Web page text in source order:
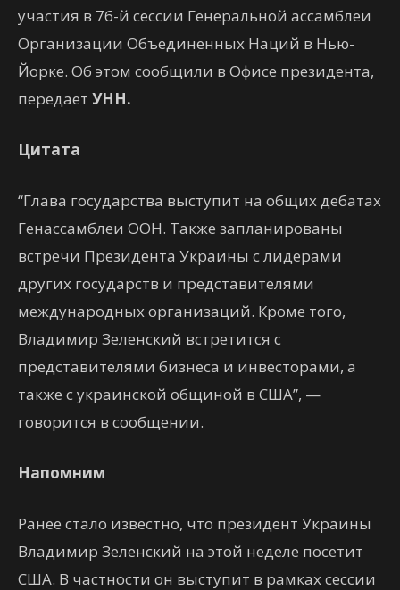
участия в 76-й сессии Генеральной ассамблеи
Организации Объединенных Наций в Нью-
Йорке. Об этом сообщили в Офисе президента,
передает УНН.
Цитата
“Глава государства выступит на общих дебатах
Генассамблеи ООН. Также запланированы
встречи Президента Украины с лидерами
других государств и представителями
международных организаций. Кроме того,
Владимир Зеленский встретится с
представителями бизнеса и инвесторами, а
также с украинской общиной в США”, —
говорится в сообщении.
Напомним
Ранее стало известно, что президент Украины
Владимир Зеленский на этой неделе посетит
США. В частности он выступит в рамках сессии